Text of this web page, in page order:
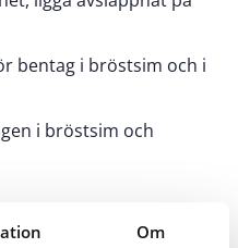
Om
bentag i bröstsim och i
i bröstsim och